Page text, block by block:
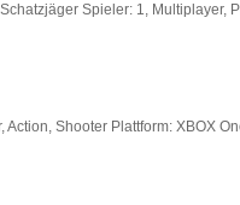
Spieler: 1, Multiplayer,
Shooter Plattform: XBOX